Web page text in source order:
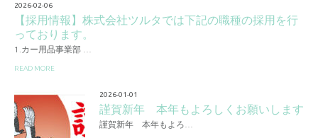
2026-02-06
【採用情報】株式会社ツルタでは下記の職種の採用を行
っております。
1.カー用品事業部 …
READ MORE
2026-01-01
謹賀新年 本年もよろしくお願いします
謹賀新年 本年もよろ…